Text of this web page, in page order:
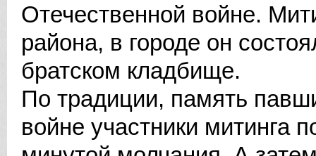
Отечественной войне.
района, в городе он
братском кладбище.
По традиции, память
войне участники митинга